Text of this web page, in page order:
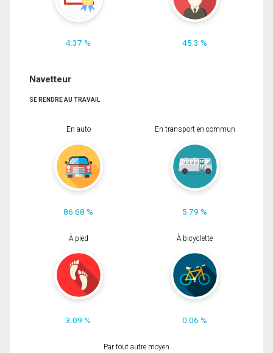
4.37 % 45.3 %
Navetteur
SE RENDRE AU TRAVAIL
En auto
86.68 %
En transport en commun
5.79 %
À pied
3.09 %
À bicyclette
0.06 %
Par tout autre moyen